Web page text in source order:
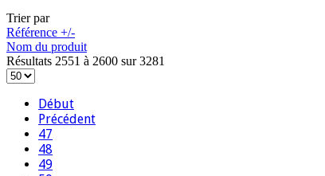
Trier par
Référence +/-
Nom du produit
Résultats 2551 à 2600 sur 3281
Début
Précédent
47
48
49